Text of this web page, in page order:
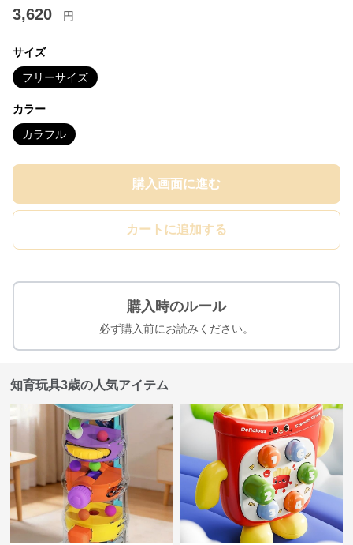
3,620 円
サイズ
フリーサイズ
カラー
カラフル
購入画面に進む
カートに追加する
購入時のルール
必ず購入前にお読みください。
知育玩具3歳の人気アイテム